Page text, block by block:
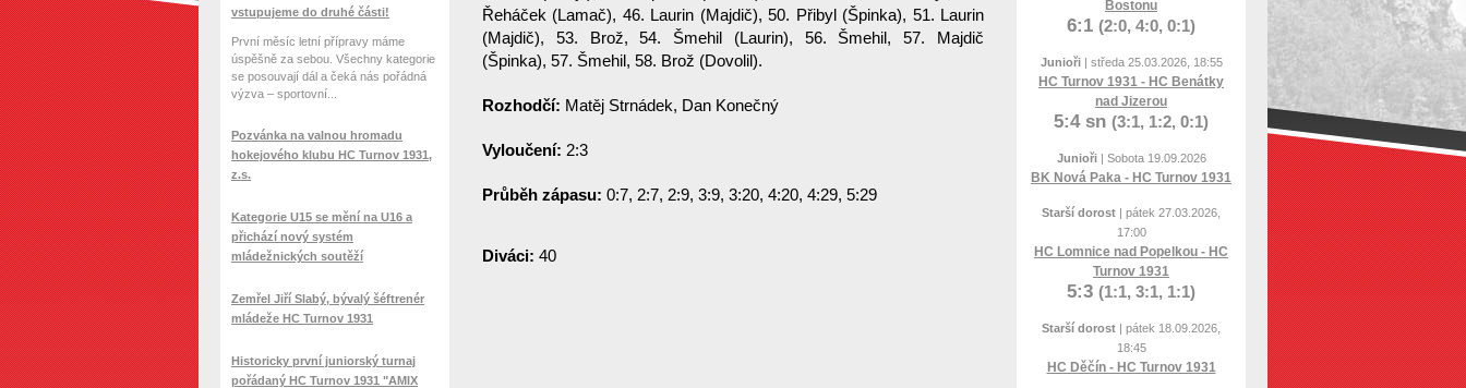
Řeháček (Lamač), 46. Laurin (Majdič), 50. Přibyl (Špinka), 51. Laurin
(Majdič), 53. Brož, 54. Šmehil (Laurin), 56. Šmehil, 57. Majdič
(Špinka), 57. Šmehil, 58. Brož (Dovolil).
Rozhodčí: Matěj Strnádek, Dan Konečný
Vyloučení: 2:3
Průběh zápasu: 0:7, 2:7, 2:9, 3:9, 3:20, 4:20, 4:29, 5:29
Diváci: 40
vstupujeme do druhé části!
První měsíc letní přípravy máme
úspěšně za sebou. Všechny kategorie
se posouvají dál a čeká nás pořádná
výzva – sportovní...
Pozvánka na valnou hromadu
hokejového klubu HC Turnov 1931,
z.s.
Kategorie U15 se mění na U16 a
přichází nový systém
mládežnických soutěží
Zemřel Jiří Slabý, bývalý šéftrenér
mládeže HC Turnov 1931
Historicky první juniorský turnaj
pořádaný HC Turnov 1931 "AMIX
Bostonu
6:1 (2:0, 4:0, 0:1)
Junioři| středa 25.03.2026, 18:55
HC Turnov 1931 - HC Benátky
nad Jizerou
5:4 sn (3:1, 1:2, 0:1)
Junioři| Sobota 19.09.2026
BK Nová Paka - HC Turnov 1931
Starší dorost | pátek 27.03.2026,
17:00
HC Lomnice nad Popelkou - HC
Turnov 1931
5:3 (1:1, 3:1, 1:1)
Starší dorost | pátek 18.09.2026,
18:45
HC Děčín - HC Turnov 1931